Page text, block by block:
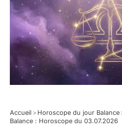
Accueil > Horoscope du jour Balance
Balance : Horoscope du 03.07.2026